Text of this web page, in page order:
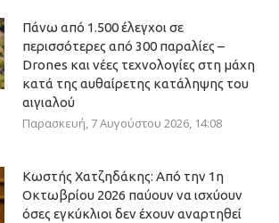
Πάνω από 1.500 έλεγχοι σε
περισσότερες από 300 παραλίες –
Drones και νέες τεχνολογίες στη μάχη
κατά της αυθαίρετης κατάληψης του
αιγιαλού
Παρασκευή, 7 Αυγούστου 2026, 14:08
Κωστής Χατζηδάκης: Από την 1η
Οκτωβρίου 2026 παύουν να ισχύουν
όσες εγκύκλιοι δεν έχουν αναρτηθεί